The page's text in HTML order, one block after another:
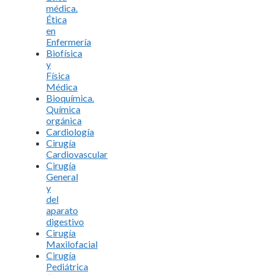
médica.
Ética
en
Enfermería
Biofísica
y
Física
Médica
Bioquímica.
Química
orgánica
Cardiología
Cirugía
Cardiovascular
Cirugía
General
y
del
aparato
digestivo
Cirugía
Maxilofacial
Cirugía
Pediátrica